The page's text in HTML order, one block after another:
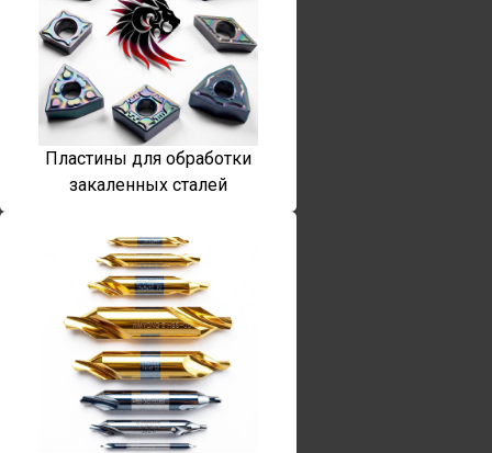
Пластины для обработки
закаленных сталей